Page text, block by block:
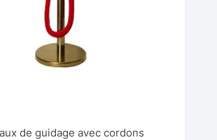
de guidage avec cordons